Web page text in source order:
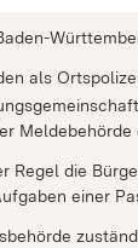
als
Regel die
einer